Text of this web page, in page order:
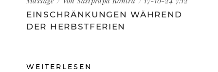
EINSCHRÄNKUNGEN WÄHREND
DER HERBSTFERIEN
WEITERLESEN